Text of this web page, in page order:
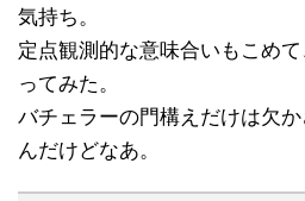
気持ち。
定点観測的な意味合いもこめ
ってみた。
バチェラーの門構えだけは欠
んだけどなあ。